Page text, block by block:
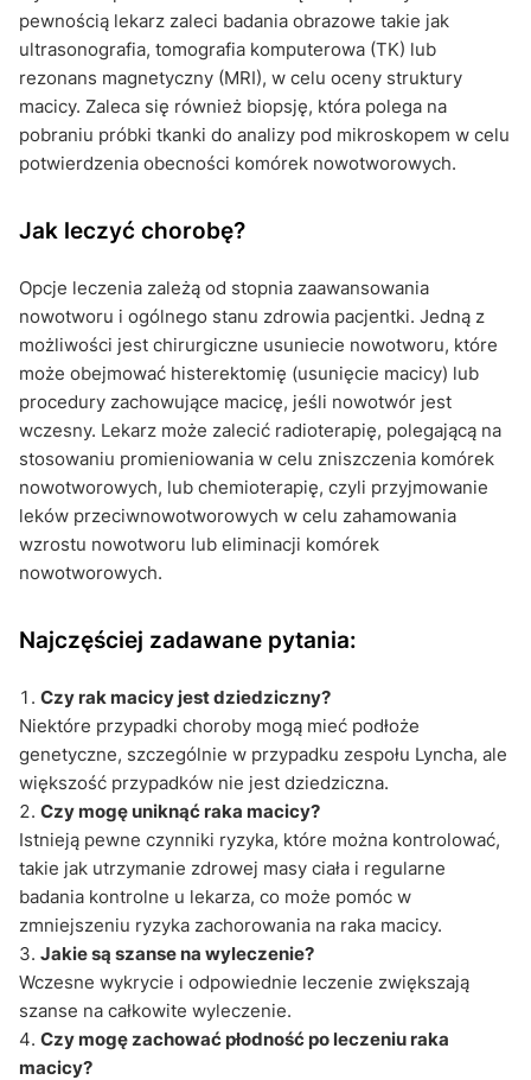
pewnością lekarz zaleci badania obrazowe takie jak
ultrasonografia, tomografia komputerowa (TK) lub
rezonans magnetyczny (MRI), w celu oceny struktury
macicy. Zaleca się również biopsję, która polega na
pobraniu próbki tkanki do analizy pod mikroskopem w celu
potwierdzenia obecności komórek nowotworowych.
Jak leczyć chorobę?
Opcje leczenia zależą od stopnia zaawansowania
nowotworu i ogólnego stanu zdrowia pacjentki. Jedną z
możliwości jest chirurgiczne usuniecie nowotworu, które
może obejmować histerektomię (usunięcie macicy) lub
procedury zachowujące macicę, jeśli nowotwór jest
wczesny. Lekarz może zalecić radioterapię, polegającą na
stosowaniu promieniowania w celu zniszczenia komórek
nowotworowych, lub chemioterapię, czyli przyjmowanie
leków przeciwnowotworowych w celu zahamowania
wzrostu nowotworu lub eliminacji komórek
nowotworowych.
Najczęściej zadawane pytania:
Czy rak macicy jest dziedziczny?
Niektóre przypadki choroby mogą mieć podłoże
genetyczne, szczególnie w przypadku zespołu Lyncha, ale
większość przypadków nie jest dziedziczna.
Czy mogę uniknąć raka macicy?
Istnieją pewne czynniki ryzyka, które można kontrolować,
takie jak utrzymanie zdrowej masy ciała i regularne
badania kontrolne u lekarza, co może pomóc w
zmniejszeniu ryzyka zachorowania na raka macicy.
Jakie są szanse na wyleczenie?
Wczesne wykrycie i odpowiednie leczenie zwiększają
szanse na całkowite wyleczenie.
Czy mogę zachować płodność po leczeniu raka
macicy?